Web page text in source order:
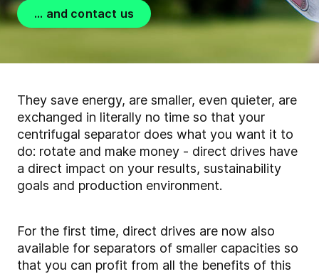
... and contact us
They save energy, are smaller, even quieter, are
exchanged in literally no time so that your
centrifugal separator does what you want it to
do: rotate and make money - direct drives have
a direct impact on your results, sustainability
goals and production environment.
For the first time, direct drives are now also
available for separators of smaller capacities so
that you can profit from all the benefits of this